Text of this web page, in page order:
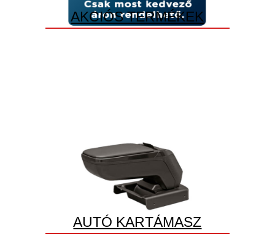
AKCIÓS TERMÉKEK
AUTÓ KARTÁMASZ